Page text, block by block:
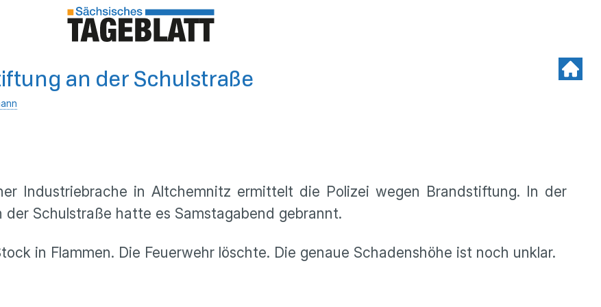
an der Schulstraße
Industriebrache in Altchemnitz ermittelt die Polizei wegen Brandstiftung. In der
der Schulstraße hatte es Samstagabend gebrannt.
in Flammen. Die Feuerwehr löschte. Die genaue Schadenshöhe ist noch unklar.